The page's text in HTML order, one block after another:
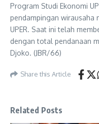
Program Studi Ekonomi
pendampingan wirausaha
UPER. Saat ini telah
dengan total pendanaan
Djoko. (JBR/66)
Share this Article
Related Posts